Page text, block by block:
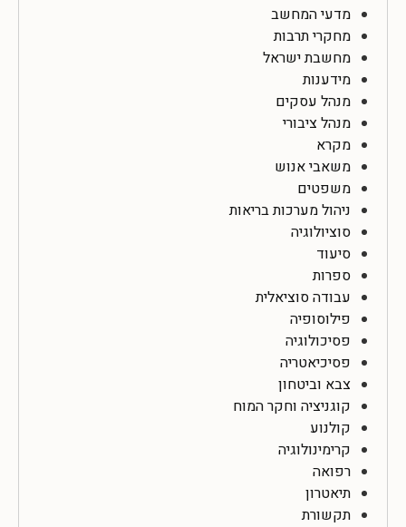
מדעי המחשב
מחקרי תרבות
מחשבת ישראל
מידענות
מנהל עסקים
מנהל ציבורי
מקרא
משאבי אנוש
משפטים
ניהול מערכות בריאות
סוציולוגיה
סיעוד
ספרות
עבודה סוציאלית
פילוסופיה
פסיכולוגיה
פסיכיאטריה
צבא וביטחון
קוגניציה וחקר המוח
קולנוע
קרימינולוגיה
רפואה
תיאטרון
תקשורת